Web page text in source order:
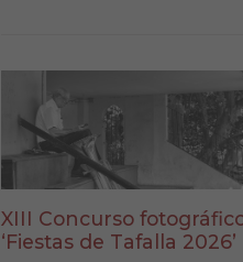
XIII Concurso
‘Fiestas de Tafalla 2026’